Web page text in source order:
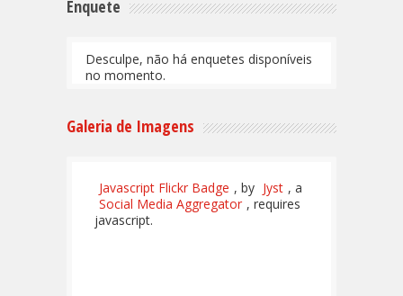
Enquete
Desculpe, não há enquetes disponíveis
no momento.
Galeria de Imagens
Javascript Flickr Badge , by Jyst , a
Social Media Aggregator , requires
javascript.